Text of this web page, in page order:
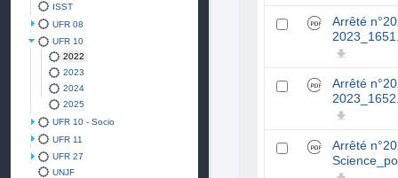
ISST
UFR 08
UFR 10
2022
2023
2024
2025
UFR 10 - Socio
UFR 11
UFR 27
UNJF
Arrêté
Arrêté
Arrêté